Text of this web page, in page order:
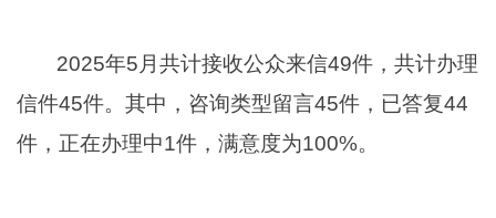
2025年5月共计接收公众来信49件，共计办理
信件45件。其中，咨询类型留言45件，已答复44
件，正在办理中1件，满意度为100%。